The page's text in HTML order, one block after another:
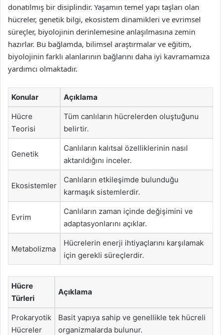
donatılmış bir disiplindir. Yaşamın temel yapı taşları olan
hücreler, genetik bilgi, ekosistem dinamikleri ve evrimsel
süreçler, biyolojinin derinlemesine anlaşılmasına zemin
hazırlar. Bu bağlamda, bilimsel araştırmalar ve eğitim,
biyolojinin farklı alanlarının bağlarını daha iyi kavramamıza
yardımcı olmaktadır.
Konular Açıklama
Hücre
Teorisi
Tüm canlıların hücrelerden oluştuğunu
belirtir.
Genetik
Canlıların kalıtsal özelliklerinin nasıl
aktarıldığını inceler.
Ekosistemler
Canlıların etkileşimde bulunduğu
karmaşık sistemlerdir.
Evrim
Canlıların zaman içinde değişimini ve
adaptasyonlarını açıklar.
Metabolizma
Hücrelerin enerji ihtiyaçlarını karşılamak
için gerekli süreçlerdir.
Hücre
Türleri
Açıklama
Prokaryotik
Hücreler
Basit yapıya sahip ve genellikle tek hücreli
organizmalarda bulunur.